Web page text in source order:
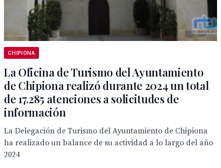
CHIPIONA
La Oficina de Turismo del Ayuntamiento
de Chipiona realizó durante 2024 un total
de 17.285 atenciones a solicitudes de
información
La Delegación de Turismo del Ayuntamiento de Chipiona
ha realizado un balance de su actividad a lo largo del año
2024